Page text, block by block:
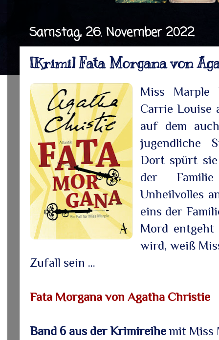
Samstag, 26. November 2022
[Krimi] Fata Morgana von
Miss Marple
Carrie Louise
auf dem
jugendliche
Dort spürt
der
Unheilvolles
eins der
Mord entgeht
wird, weiß
Zufall sein ...
Fata Morgana von Agatha Christie
Band 6 aus der Krimireihemit Miss